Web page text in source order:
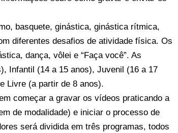
basquete, ginástica, ginástica rítmica,
diferentes desafios de atividade física. Os
dança, vôlei e “Faça você”. As
Infantil (14 a 15 anos), Juvenil (16 a 17
Livre (a partir de 8 anos).
começar a gravar os vídeos praticando a
de modalidade) e iniciar o processo de
será dividida em três programas, todos